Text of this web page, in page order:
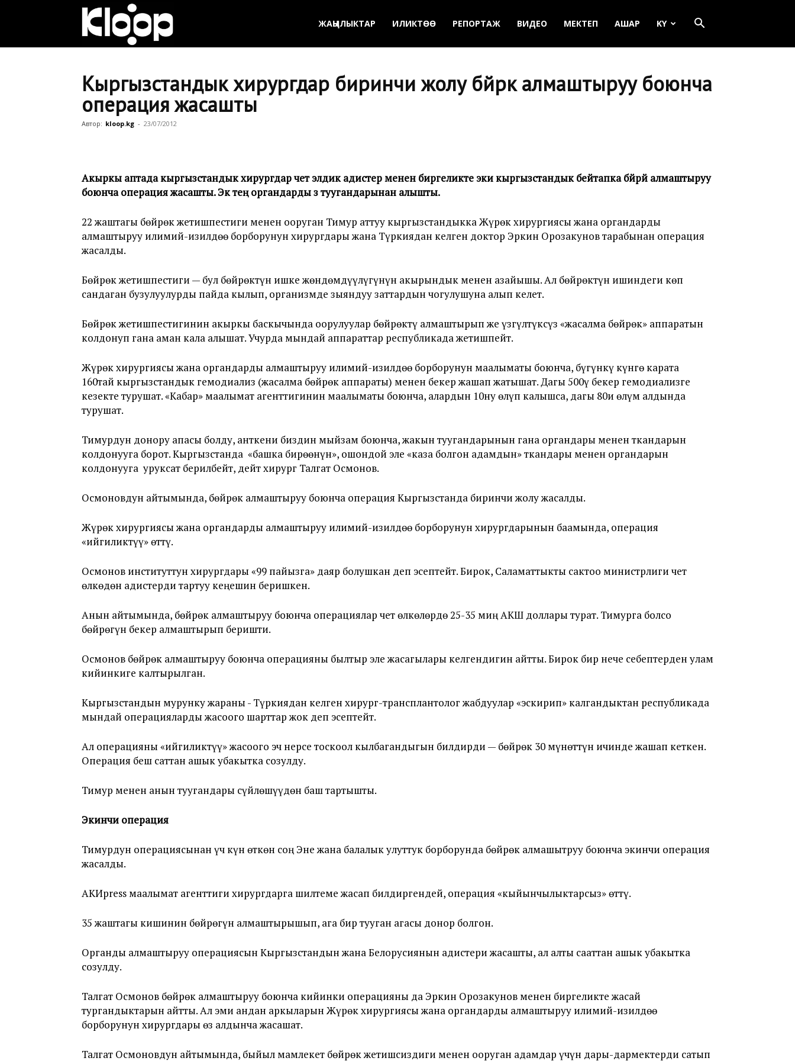
ЖАҢЫЛЫКТАР ИЛИКТӨӨ РЕПОРТАЖ ВИДЕО МЕКТЕП АШАР KY
Кыргызстандык хирургдар биринчи жолу бөйрөк алмаштыруу боюнча
операция жасашты
Автор: kloop.kg - 23/07/2012
Акыркы аптада кыргызстандык хирургдар чет элдик адистер менен биргеликте эки кыргызстандык бейтапка бөйрөй алмаштыруу
боюнча операция жасашты. Экөө тең органдарды өз туугандарынан алышты.
22 жаштагы бөйрөк жетишпестиги менен ооруган Тимур аттуу кыргызстандыкка Жүрөк хирургиясы жана органдарды
алмаштыруу илимий-изилдөө борборунун хирургдары жана Түркиядан келген доктор Эркин Орозакунов тарабынан операция
жасалды.
Бөйрөк жетишпестиги — бул бөйрөктүн ишке жөндөмдүүлүгүнүн акырындык менен азайышы. Ал бөйрөктүн ишиндеги көп
сандаган бузулуулурды пайда кылып, организмде зыяндуу заттардын чогулушуна алып келет.
Бөйрөк жетишпестигинин акыркы баскычында оорулуулар бөйрөктү алмаштырып же үзгүлтүксүз «жасалма бөйрөк» аппаратын
колдонуп гана аман кала алышат. Учурда мындай аппараттар республикада жетишпейт.
Жүрөк хирургиясы жана органдарды алмаштыруу илимий-изилдөө борборунун маалыматы боюнча, бүгүнкү күнгө карата
160тай кыргызстандык гемодиализ (жасалма бөйрөк аппараты) менен бекер жашап жатышат. Дагы 500ү бекер гемодиализге
кезекте турушат. «Кабар» маалымат агенттигинин маалыматы боюнча, алардын 10ну өлүп калышса, дагы 80и өлүм алдында
турушат.
Тимурдун донору апасы болду, анткени биздин мыйзам боюнча, жакын туугандарынын гана органдары менен ткандарын
колдонууга борот. Кыргызстанда «башка бирөөнүн», ошондой эле «каза болгон адамдын» ткандары менен органдарын
колдонууга уруксат берилбейт, дейт хирург Талгат Осмонов.
Осмоновдун айтымында, бөйрөк алмаштыруу боюнча операция Кыргызстанда биринчи жолу жасалды.
Жүрөк хирургиясы жана органдарды алмаштыруу илимий-изилдөө борборунун хирургдарынын баамында, операция
«ийгиликтүү» өттү.
Осмонов институттун хирургдары «99 пайызга» даяр болушкан деп эсептейт. Бирок, Саламаттыкты сактоо министрлиги чет
өлкөдөн адистерди тартуу кеңешин беришкен.
Анын айтымында, бөйрөк алмаштыруу боюнча операциялар чет өлкөлөрдө 25-35 миң АКШ доллары турат. Тимурга болсо
бөйрөгүн бекер алмаштырып беришти.
Осмонов бөйрөк алмаштыруу боюнча операцияны былтыр эле жасагылары келгендигин айтты. Бирок бир нече себептерден улам
кийинкиге калтырылган.
Кыргызстандын мурунку жараны - Түркиядан келген хирург-трансплантолог жабдуулар «эскирип» калгандыктан республикада
мындай операцияларды жасоого шарттар жок деп эсептейт.
Ал операцияны «ийгиликтүү» жасоого эч нерсе тоскоол кылбагандыгын билдирди — бөйрөк 30 мүнөттүн ичинде жашап кеткен.
Операция беш саттан ашык убакытка созулду.
Тимур менен анын туугандары сүйлөшүүдөн баш тартышты.
Экинчи операция
Тимурдун операциясынан үч күн өткөн соң Эне жана балалык улуттук борборунда бөйрөк алмашытруу боюнча экинчи операция
жасалды.
АКИpress маалымат агенттиги хирургдарга шилтеме жасап билдиргендей, операция «кыйынчылыктарсыз» өттү.
35 жаштагы кишинин бөйрөгүн алмаштырышып, ага бир тууган агасы донор болгон.
Органды алмаштыруу операциясын Кыргызстандын жана Белорусиянын адистери жасашты, ал алты сааттан ашык убакытка
созулду.
Талгат Осмонов бөйрөк алмаштыруу боюнча кийинки операцияны да Эркин Орозакунов менен биргеликте жасай
тургандыктарын айтты. Ал эми андан аркыларын Жүрөк хирургиясы жана органдарды алмаштыруу илимий-изилдөө
борборунун хирургдары өз алдынча жасашат.
Талгат Осмоновдун айтымында, быйыл мамлекет бөйрөк жетишсиздиги менен ооруган адамдар үчүн дары-дармектерди сатып